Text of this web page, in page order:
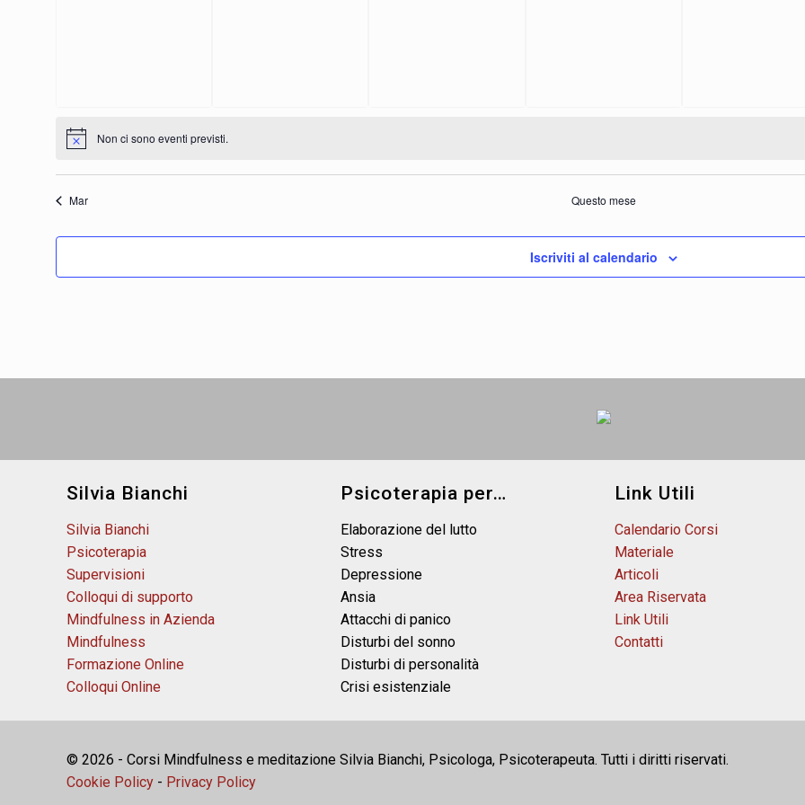
Non ci sono eventi previsti.
Mar Questo mese
Iscriviti al calendario
Silvia Bianchi
Silvia Bianchi
Psicoterapia
Supervisioni
Colloqui di supporto
Mindfulness in Azienda
Mindfulness
Formazione Online
Colloqui Online
Psicoterapia per…
Elaborazione del lutto
Stress
Depressione
Ansia
Attacchi di panico
Disturbi del sonno
Disturbi di personalità
Crisi esistenziale
Link Utili
Calendario Corsi
Materiale
Articoli
Area Riservata
Link Utili
Contatti
© 2026 - Corsi Mindfulness e meditazione Silvia Bianchi, Psicologa, Psicoterapeuta. Tutti i diritti riservati.
Cookie Policy - Privacy Policy